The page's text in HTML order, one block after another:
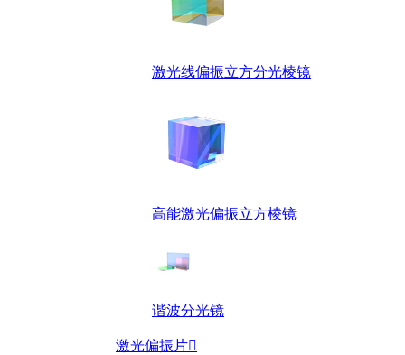
激光线偏振立方分光棱镜
高能激光偏振立方棱镜
谐波分光镜
激光偏振片